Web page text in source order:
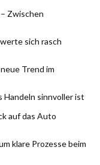
Zwischen
sich rasch
Trend im
Handeln sinnvoller ist
auf das Auto
klare Prozesse beim